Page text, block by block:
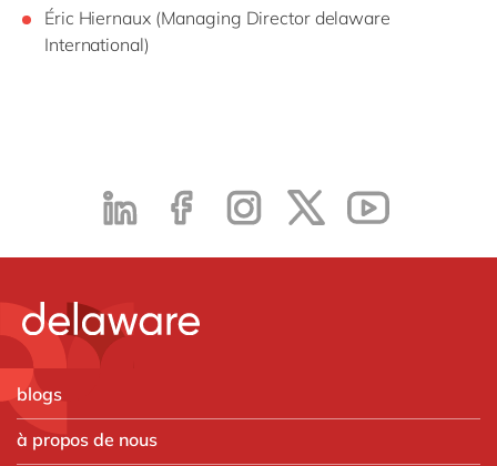
Éric Hiernaux (Managing Director delaware
International)
blogs
à propos de nous